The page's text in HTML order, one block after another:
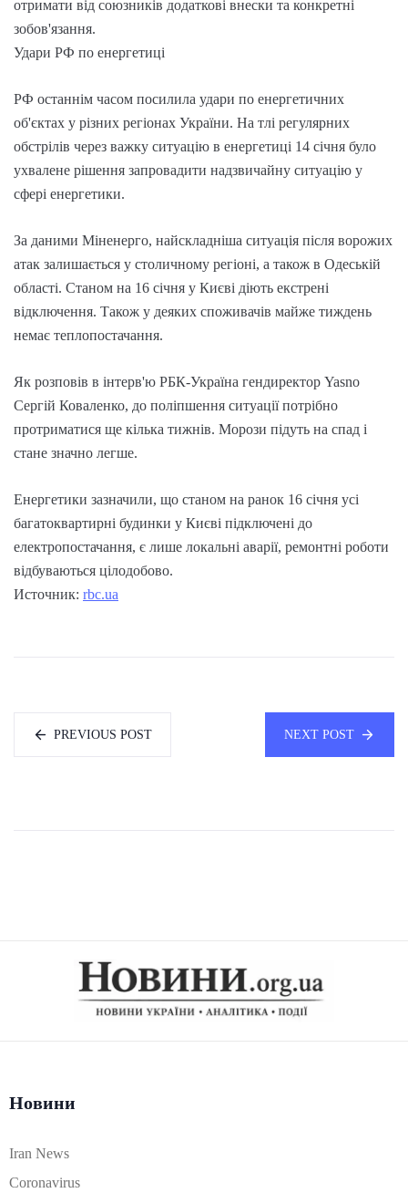
отримати від союзників додаткові внески та конкретні
зобов'язання.
Удари РФ по енергетиці
РФ останнім часом посилила удари по енергетичних
об'єктах у різних регіонах України. На тлі регулярних
обстрілів через важку ситуацію в енергетиці 14 січня було
ухвалене рішення запровадити надзвичайну ситуацію у
сфері енергетики.
За даними Міненерго, найскладніша ситуація після ворожих
атак залишається у столичному регіоні, а також в Одеській
області. Станом на 16 січня у Києві діють екстрені
відключення. Також у деяких споживачів майже тиждень
немає теплопостачання.
Як розповів в інтерв'ю РБК-Україна гендиректор Yasno
Сергій Коваленко, до поліпшення ситуації потрібно
протриматися ще кілька тижнів. Морози підуть на спад і
стане значно легше.
Енергетики зазначили, що станом на ранок 16 січня усі
багатоквартирні будинки у Києві підключені до
електропостачання, є лише локальні аварії, ремонтні роботи
відбуваються цілодобово.
Источник: rbc.ua
PREVIOUS POST NEXT POST
Новини
Iran News
Coronavirus